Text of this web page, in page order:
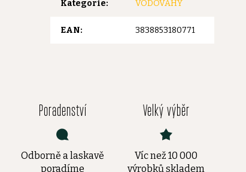
Kategorie: VODOVÁHY
EAN: 3838853180771
Poradenství
Odborně a laskavě
poradíme
Velký výběr
Víc než 10 000
výrobků skladem